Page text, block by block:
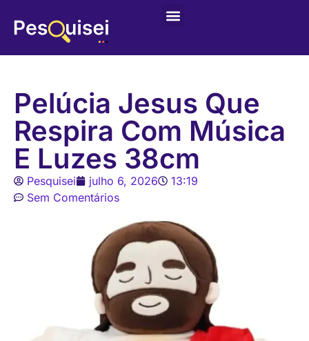
Pelúcia Jesus Que
Respira Com Música
E Luzes 38cm
Pesquisei julho 6, 2026
13:19
Sem Comentários